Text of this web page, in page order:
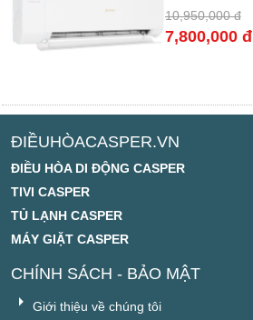
10,950,000 đ
7,800,000 đ
ĐIỀUHÒACASPER.VN
ĐIỀU HÒA DI ĐỘNG CASPER
TIVI CASPER
TỦ LẠNH CASPER
MÁY GIẶT CASPER
CHÍNH SÁCH - BẢO MẬT
Giới thiệu về chúng tôi